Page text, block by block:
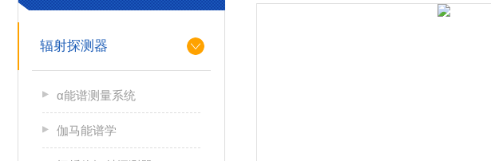
辐射探测器
α能谱测量系统
伽马能谱学